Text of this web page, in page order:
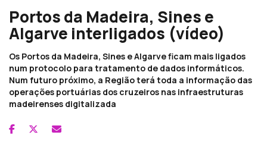
Portos da Madeira, Sines e
Algarve interligados (vídeo)
Os Portos da Madeira, Sines e Algarve ficam mais ligados
num protocolo para tratamento de dados informáticos.
Num futuro próximo, a Região terá toda a informação das
operações portuárias dos cruzeiros nas infraestruturas
madeirenses digitalizada